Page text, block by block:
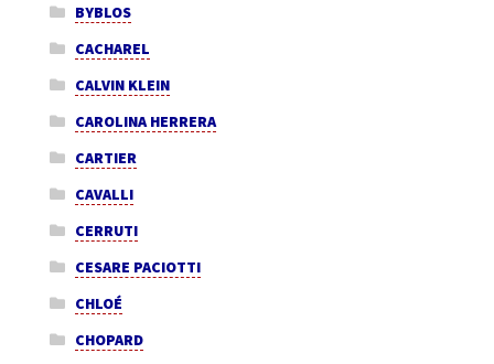
BYBLOS
CACHAREL
CALVIN KLEIN
CAROLINA HERRERA
CARTIER
CAVALLI
CERRUTI
CESARE PACIOTTI
CHLOÉ
CHOPARD